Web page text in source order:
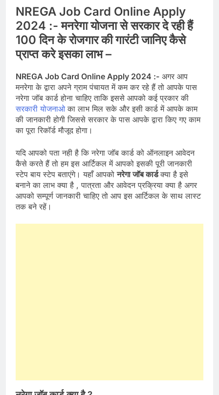
NREGA Job Card Online Apply
2024 :- मनरेगा योजना से सरकार दे रही हैं
100 दिन के रोजगार की गारंटी जानिए कैसे
प्राप्त करे इसका लाभ –
NREGA Job Card Online Apply 2024 :- अगर आप
मनरेगा के द्वारा अपने ग्राम पंचायत में कम कर रहे हैं तो आपके पास
नरेगा जॉब कार्ड होना चाहिए ताकि इससे आपको कई प्रकार की
सरकारी योजनाओका लाभ मिल सके और इसी कार्ड में आपके काम
की जानकारी होगी जिससे सरकार के पास आपके द्वारा किए गए काम
का पूरा रिकॉर्ड मौजूद होगा।
यदि आपको पता नही है कि नरेगा जॉब कार्ड को ऑनलाइन आवेदन
कैसे करते हैं तो हम इस आर्टिकल में आपको इसकी पूरी जानकारी
स्टेप बाय स्टेप बताएंगे। यहाँ आपकोनरेगा जॉब कार्डक्या है इसे
बनाने का लाभ क्या है , पात्रता और आवेदन प्रक्रिया क्या है अगर
आपको सम्पूर्ण जानकारी चाहिए तो आप इस आर्टिकल के साथ लास्ट
तक बने रहें।